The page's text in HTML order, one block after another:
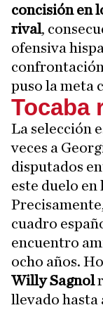
concisión en
rival,
ofensiva
puso la meta
Tocaba
La selección
veces a
disputados
este duelo en
cuadro
encuentro
ocho años.
Willy Sagnol
llevado hasta